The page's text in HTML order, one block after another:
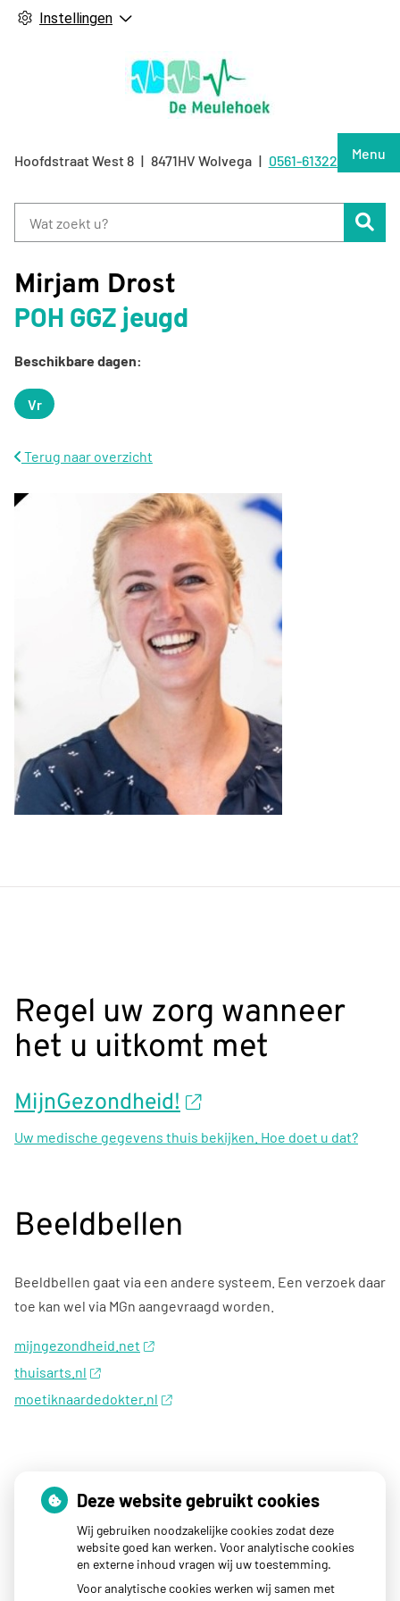
Instellingen
Menu
Hoofdstraat West8 8471HV Wolvega Tel:
0561-613226
Mirjam Drost
POH GGZ jeugd
Beschikbare dagen:
Vrijdag
Vr
Terug naar overzicht
Regel uw zorg wanneer
het u uitkomt met
MijnGezondheid!
Uw medische gegevens thuis bekijken. Hoe doet u dat?
Beeldbellen
Beeldbellen gaat via een andere systeem. Een verzoek daar
toe kan wel via MGn aangevraagd worden.
mijngezondheid.net
thuisarts.nl
moetiknaardedokter.nl
Snel naar
MGN Mijngezondheid.net
voor herhaalrecepten
Deze website gebruikt cookies
Wij gebruiken noodzakelijke cookies zodat deze
website goed kan werken. Voor analytische cookies
en externe inhoud vragen wij uw toestemming.
Voor analytische cookies werken wij samen met